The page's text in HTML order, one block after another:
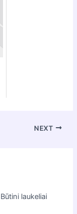
NEXT
Būtini laukeliai